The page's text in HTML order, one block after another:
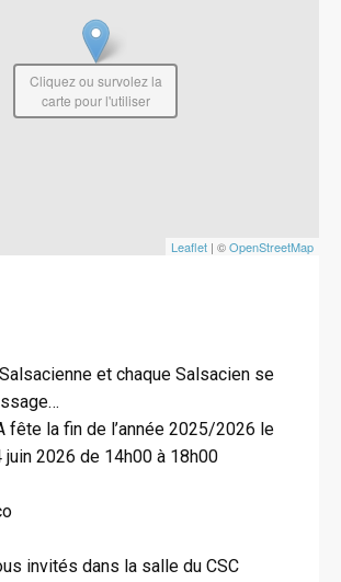
Leaflet | ©OpenStreetMap
Cliquez ou survolez la
carte pour l'utiliser
et chaque Salsacien se
fête la fin de l’année 2025/2026 le
juin 2026 de 14h00 à 18h00
invités dans la salle du CSC